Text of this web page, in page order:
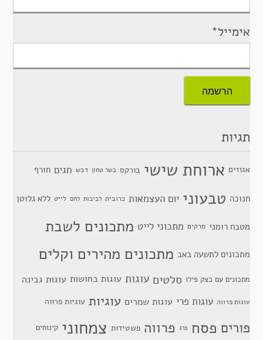
אימייל*
תגיות
אגוזים ארוחת שישי בורקס בשר טחון דבש חגים חורף
חנוכה טבעוני יום העצמאות כרובית לביבות לחם לייט ללא גלוטן
מטבח רומני מרקים מתכוני לייט מתכונים לשבת
מתכונים לתשעה באב מתכונים מהירים וקלים
מתכונים עם בצק פילו סלטים עוגות עוגות בחושות עוגות גבינה
עוגות פרווה עוגות פרי עוגות שמרים עוגיות עוגיות פרווה
פורים פסח פרג פרווה פשטידות צמחוני קינוחים